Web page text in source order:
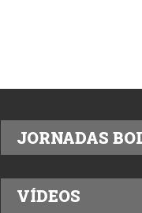
JORNADAS
VÍDEOS